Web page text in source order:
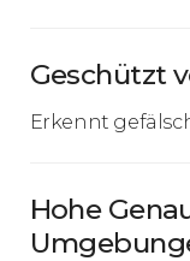
Geschützt
Erkennt
Hohe